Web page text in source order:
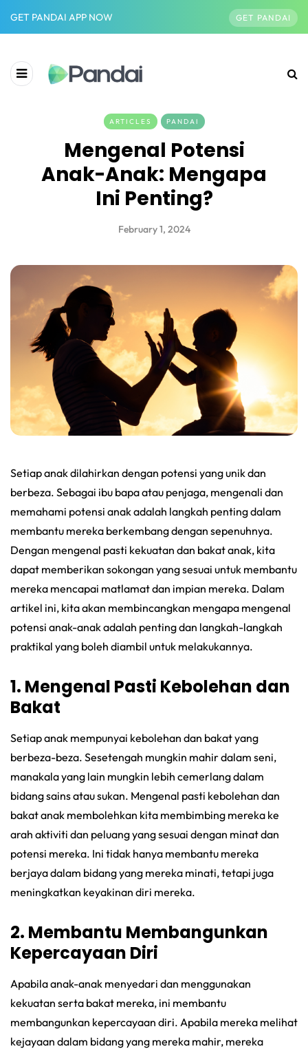
GET PANDAI APP NOW GET PANDAI
ARTICLES PANDAI
Mengenal Potensi
Anak-Anak: Mengapa
Ini Penting?
February 1, 2024
Setiap anak dilahirkan dengan potensi yang unik dan
berbeza. Sebagai ibu bapa atau penjaga, mengenali dan
memahami potensi anak adalah langkah penting dalam
membantu mereka berkembang dengan sepenuhnya.
Dengan mengenal pasti kekuatan dan bakat anak, kita
dapat memberikan sokongan yang sesuai untuk membantu
mereka mencapai matlamat dan impian mereka. Dalam
artikel ini, kita akan membincangkan mengapa mengenal
potensi anak-anak adalah penting dan langkah-langkah
praktikal yang boleh diambil untuk melakukannya.
1. Mengenal Pasti Kebolehan dan
Bakat
Setiap anak mempunyai kebolehan dan bakat yang
berbeza-beza. Sesetengah mungkin mahir dalam seni,
manakala yang lain mungkin lebih cemerlang dalam
bidang sains atau sukan. Mengenal pasti kebolehan dan
bakat anak membolehkan kita membimbing mereka ke
arah aktiviti dan peluang yang sesuai dengan minat dan
potensi mereka. Ini tidak hanya membantu mereka
berjaya dalam bidang yang mereka minati, tetapi juga
meningkatkan keyakinan diri mereka.
2. Membantu Membangunkan
Kepercayaan Diri
Apabila anak-anak menyedari dan menggunakan
kekuatan serta bakat mereka, ini membantu
membangunkan kepercayaan diri. Apabila mereka melihat
kejayaan dalam bidang yang mereka mahir, mereka